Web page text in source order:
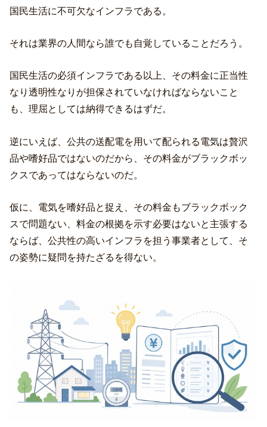
国民生活に不可欠なインフラである。
それは業界の人間なら誰でも自覚していることだろう。
国民生活の必須インフラである以上、その料金に正当性
なり透明性なりが担保されていなければならないこと
も、理屈としては納得できるはずだ。
逆にいえば、公共の送配電を用いて配られる電気は贅沢
品や嗜好品ではないのだから、その料金がブラックボッ
クスであってはならないのだ。
仮に、電気を嗜好品と捉え、その料金もブラックボック
スで問題ない、料金の根拠を示す必要はないと主張する
ならば、公共性の高いインフラを担う事業者として、そ
の姿勢に疑問を持たざるを得ない。